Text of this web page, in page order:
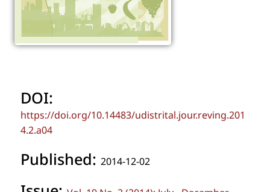
DOI:
https://doi.org/10.14483/udistrital.jour.reving.201
4.2.a04
Published: 2014-12-02